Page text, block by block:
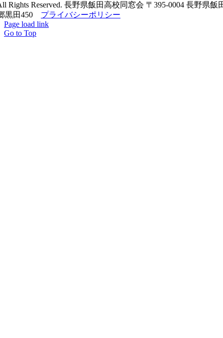
Rights Reserved. 長野県飯田高校同窓会 〒395-0004 長野県飯
黒田450 プライバシーポリシー
Page load link
Go to Top